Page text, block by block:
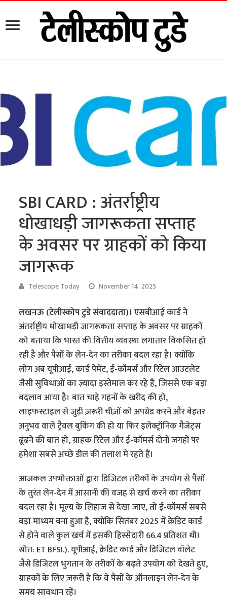
SBI CARD : अंतर्राष्ट्रीय
धोखाधड़ी जागरूकता सप्ताह
के अवसर पर ग्राहकों को किया
जागरूक
Telescope Today November 14, 2025
लखनऊ (टेलीस्कोप टुडे संवाददाता)।एसबीआई कार्ड ने
अंतर्राष्ट्रीय धोखाधड़ी जागरूकता सप्ताह के अवसर पर ग्राहकों
को बताया कि भारत की वित्तीय व्यवस्था लगातार विकसित हो
रही है और पैसों के लेन-देन का तरीका बदल रहा है। क्योंकि
लोग अब यूपीआई, कार्ड पेमेंट, ई-कॉमर्स और रिटेल आउटलेट
जैसी सुविधाओं का ज़्यादा इस्तेमाल कर रहे हैं, जिससे एक बड़ा
बदलाव आया है। बात चाहे गहनों के खरीद की हो,
लाइफस्टाइल से जुड़ी ज़रूरी चीज़ों को अपग्रेड करने और बेहतर
अनुभव वाले ट्रैवल बुकिंग की हो या फिर इलेक्ट्रॉनिक गैजेट्स
ढूंढने की बात हो, ग्राहक रिटेल और ई-कॉमर्स दोनों जगहों पर
हमेशा सबसे अच्छे डील की तलाश में रहते हैं।
आजकल उपभोक्ताओं द्वारा डिजिटल तरीकों के उपयोग से पैसों
के तुरंत लेन-देन में आसानी की वजह से खर्च करने का तरीका
बदल रहा है। मूल्य के लिहाज से देखा जाए, तो ई-कॉमर्स सबसे
बड़ा माध्यम बना हुआ है, क्योंकि सितंबर 2025 में क्रेडिट कार्ड
से होने वाले कुल खर्च में इसकी हिस्सेदारी 66.4 प्रतिशत थी।
स्रोत: ET BFSI.). यूपीआई, क्रेडिट कार्ड और डिजिटल वॉलेट
जैसे डिजिटल भुगतान के तरीकों के बढ़ते उपयोग को देखते हुए,
ग्राहकों के लिए ज़रूरी है कि वे पैसों के ऑनलाइन लेन-देन के
समय सावधान रहें।